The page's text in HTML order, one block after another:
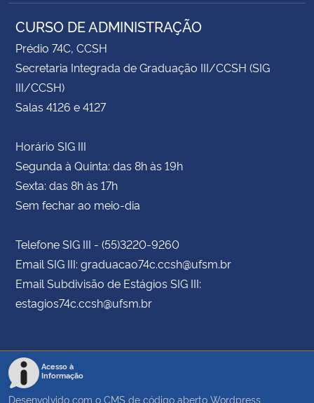
CURSO DE ADMINISTRAÇÃO
Prédio 74C, CCSH
Secretaria Integrada de Graduação III/CCSH (SIG
III/CCSH)
Salas 4126 e 4127
Horário SIG III
Segunda à Quinta: das 8h às 19h
Sexta: das 8h às 17h
Sem fechar ao meio-dia
Telefone SIG III - (55)3220-9260
Email SIG III: graduacao74c.ccsh@ufsm.br
Email Subdivisão de Estágios SIG III:
estagios74c.ccsh@ufsm.br
Acesso à
Informação
Desenvolvido com o CMS de código aberto Wordpress